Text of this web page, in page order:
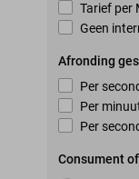
Tarief per
Geen
Afronding
Per
Per
Per
Consument